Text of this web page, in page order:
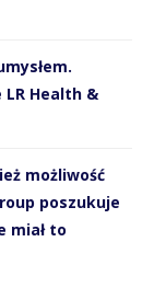
Health &
możliwość
poszukuje
miał to